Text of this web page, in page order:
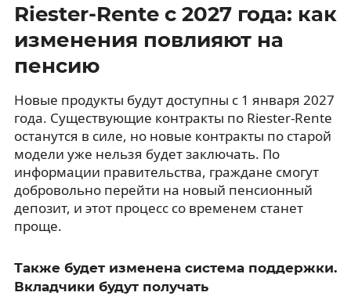
Riester-Rente с 2027 года: как
изменения повлияют на
пенсию
Новые продукты будут доступны с 1 января 2027
года. Существующие контракты по Riester-Rente
останутся в силе, но новые контракты по старой
модели уже нельзя будет заключать. По
информации правительства, граждане смогут
добровольно перейти на новый пенсионный
депозит, и этот процесс со временем станет
проще.
Также будет изменена система поддержки.
Вкладчики будут получать